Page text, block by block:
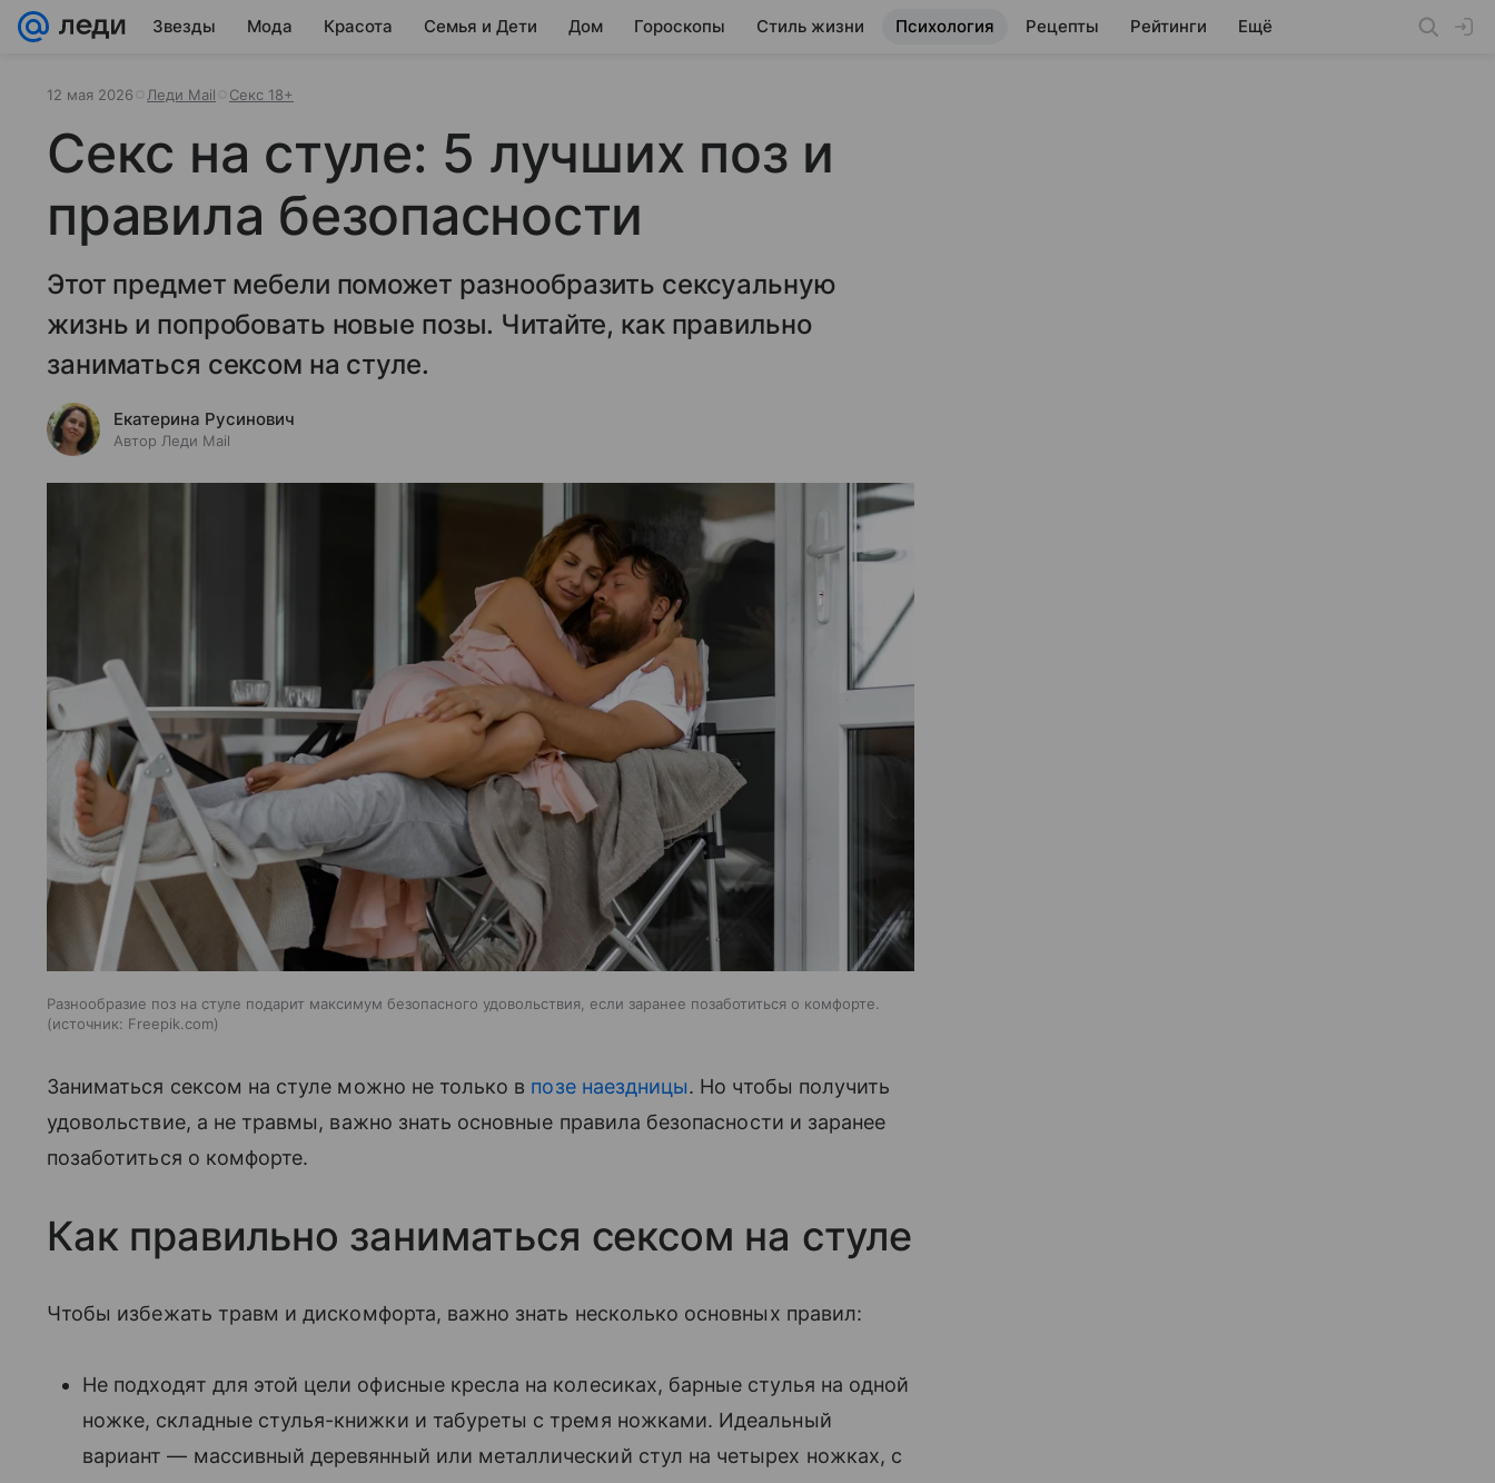
Звезды Мода Красота Семья и Дети Дом Гороскопы Стиль жизни Психология Рецепты Рейтинги Ещё
12 мая 2026 Леди Mail Секс 18+
Секс на стуле: 5 лучших поз и
правила безопасности
Этот предмет мебели поможет разнообразить сексуальную
жизнь и попробовать новые позы. Читайте, как правильно
заниматься сексом на стуле.
Екатерина Русинович
Автор Леди Mail
Разнообразие поз на стуле подарит максимум безопасного удовольствия, если заранее позаботиться о комфорте.
источник: Freepik.com
Заниматься сексом на стуле можно не только в позе наездницы. Но чтобы получить
удовольствие, а не травмы, важно знать основные правила безопасности и заранее
позаботиться о комфорте.
Как правильно заниматься сексом на стуле
Чтобы избежать травм и дискомфорта, важно знать несколько основных правил:
Не подходят для этой цели офисные кресла на колесиках, барные стулья на одной
ножке, складные стулья-книжки и табуреты с тремя ножками. Идеальный
вариант — массивный деревянный или металлический стул на четырех ножках, с